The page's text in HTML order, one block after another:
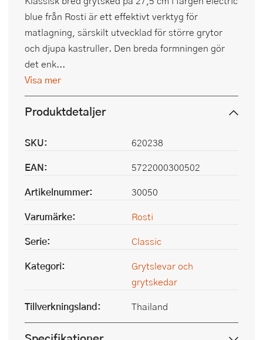
blue från Rosti är ett effektivt verktyg för
matlagning, särskilt utvecklad för större grytor
och djupa kastruller. Den breda formningen gör
det enk...
Visa mer
Produktdetaljer
SKU:
620238
EAN:
5722000300502
Artikelnummer:
30050
Varumärke:
Rosti
Serie:
Classic
Kategori:
Grytslevar och
grytskedar
Tillverkningsland:
Thailand